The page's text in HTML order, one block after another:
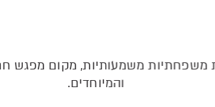
משפחתיות משמעותיות, מקום מפגש
והמיוחדים.